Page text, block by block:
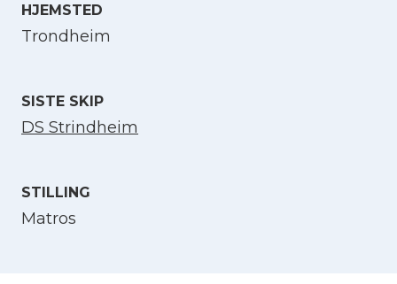
HJEMSTED
Trondheim
SISTE SKIP
DS Strindheim
STILLING
Matros
Velg språk
Norsk bokmål